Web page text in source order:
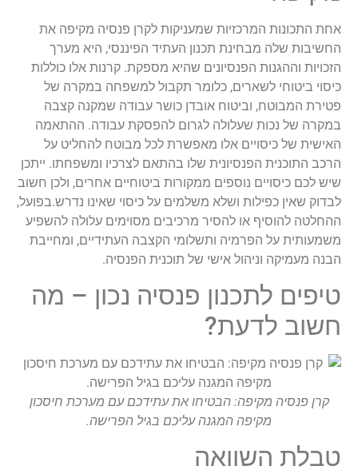
אחת התכונות המרכזיות שמעניקות לקרן פנסיה מקיפה את
החשיבות שלה מבחינת תכנון העתיד הפיננסי, היא מערך
הזכויות וההגנות הפנסיונים שהיא מספקת. קרנות אלו כוללות
כיסוי ביטוחי לשארים, כלומר תקבול למשפחה במקרה של
פטירת המבוטח, וביטוח אובדן כושר עבודה שמקנה קצבה
במקרה של נכות שעלולה לגרום להפסקת עבודה. ההתאמה
האישית של כיסויים אלו מאפשרת לכל מבוטח להחליט על
הרכב התוכנית הפנסיונית שלו בהתאם לצרכיו ומשפחתו. ייתכן
שיש לכם כיסויים נוספים ממקורות ביטוחיים אחרים, ולכן חשוב
לבדוק שאין כפילות ושלא משלמים על כיסוי שאינו נדרש.בפועל,
ההחלטה להוסיף או להסיר מרכיבים מסוימים עלולה להשפיע
משמעותית על הפרמיה ותשלומי הקצבה העתידיים, ומחייבת
הבנה מעמיקה וניהול אישי של תוכנית הפנסיה.
טיפים לתכנון פנסיה נכון – מה
חשוב לדעת?
קרן פנסיה מקיפה: הבטיחו את עתידכם עם מערכת חיסכון
מקיפה המגנה עליכם בגיל הפרישה.
טבלת השוואה